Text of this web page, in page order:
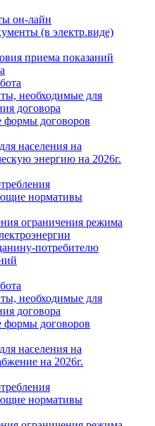
он-лайн
(в электр.виде)
приема показаний
необходимые для
договора
договоров
населения на
энергию на 2026г.
нормативы
ограничения режима
потребителю
необходимые для
договора
договоров
населения на
на 2026г.
нормативы